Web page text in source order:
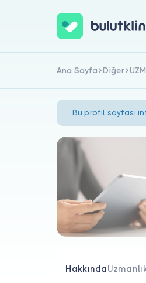
Ana Sayfa Diğer
Bu profil sayfası
Hakkında